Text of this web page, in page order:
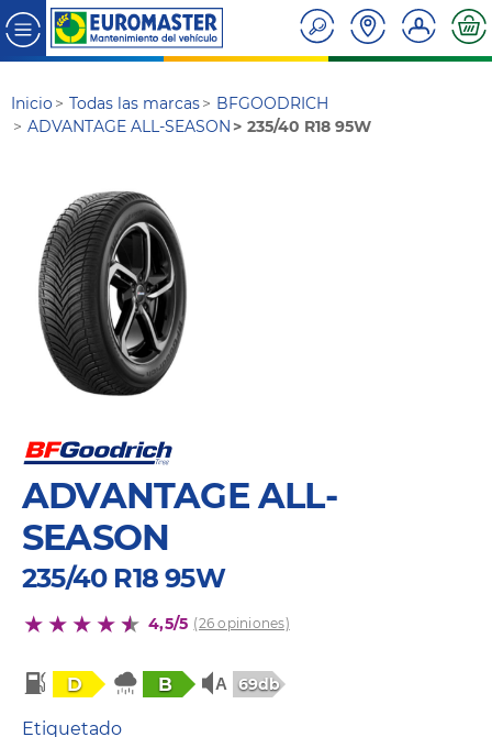
Inicio Todas las marcas
BFGOODRICH
ADVANTAGE ALL-SEASON
235/40 R18 95W
ADVANTAGE ALL-
SEASON
235/40 R18 95W
4,5/5 (26 opiniones)
D B 69db
Etiquetado